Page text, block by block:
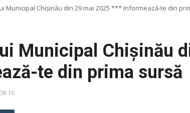
Municipal Chișinău din 29 mai 2025 *** Informează-te din
Municipal Chișinău
te din prima sursă